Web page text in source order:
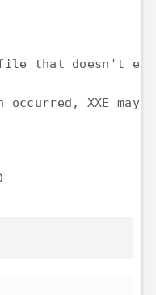
that doesn't
occurred, XXE